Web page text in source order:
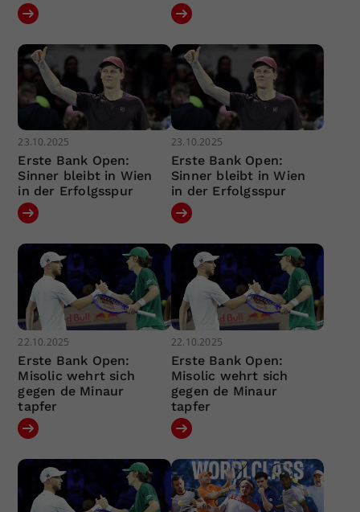
23.10.2025
Erste Bank Open:
Sinner bleibt in Wien
in der Erfolgsspur
23.10.2025
Erste Bank Open:
Sinner bleibt in Wien
in der Erfolgsspur
22.10.2025
Erste Bank Open:
Misolic wehrt sich
gegen de Minaur
tapfer
22.10.2025
Erste Bank Open:
Misolic wehrt sich
gegen de Minaur
tapfer